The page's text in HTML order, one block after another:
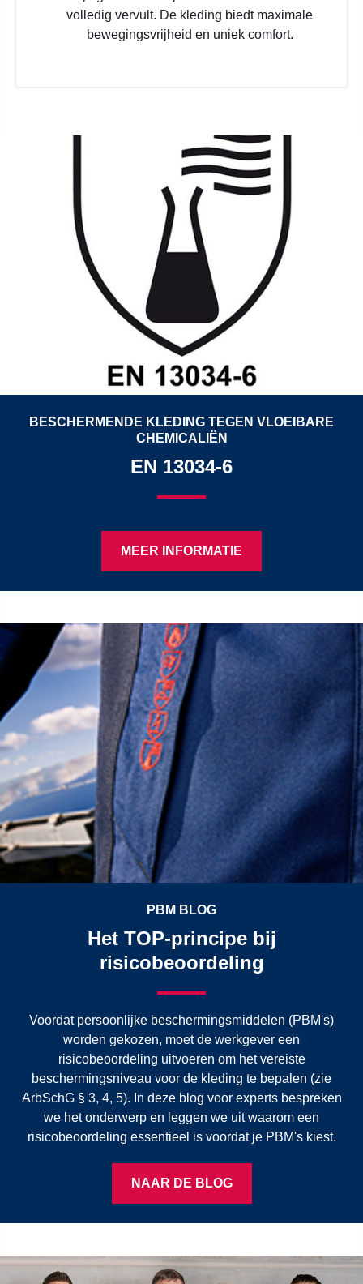
volledig vervult. De kleding biedt maximale
bewegingsvrijheid en uniek comfort.
BESCHERMENDE KLEDING TEGEN VLOEIBARE
CHEMICALIËN
EN 13034-6
MEER INFORMATIE
PBM BLOG
Het TOP-principe bij
risicobeoordeling
Voordat persoonlijke beschermingsmiddelen (PBM's)
worden gekozen, moet de werkgever een
risicobeoordeling uitvoeren om het vereiste
beschermingsniveau voor de kleding te bepalen (zie
ArbSchG § 3, 4, 5). In deze blog voor experts bespreken
we het onderwerp en leggen we uit waarom een
risicobeoordeling essentieel is voordat je PBM's kiest.
NAAR DE BLOG